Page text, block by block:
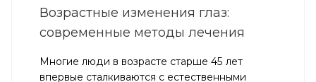
Возрастные изменения глаз:
современные методы лечения
Многие люди в возрасте старше 45 лет
впервые сталкиваются с естественными